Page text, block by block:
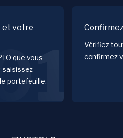
et votre
que vous
saisissez
portefeuille.
Vérifiez
confirmez